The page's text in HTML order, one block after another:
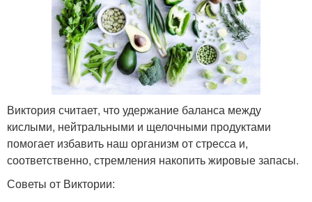
Виктория считает, что удержание баланса между
кислыми, нейтральными и щелочными продуктами
помогает избавить наш организм от стресса и,
соответственно, стремления накопить жировые запасы.
Советы от Виктории: